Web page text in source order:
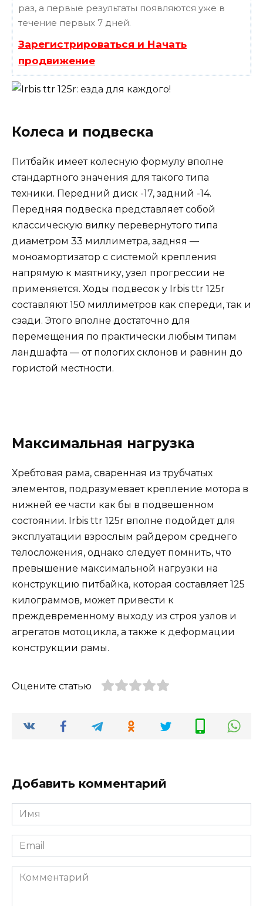
раз, а первые результаты появляются уже в
течение первых 7 дней.
Зарегистрироваться и Начать
продвижение
Колеса и подвеска
Питбайк имеет колесную формулу вполне
стандартного значения для такого типа
техники. Передний диск -17, задний -14.
Передняя подвеска представляет собой
классическую вилку перевернутого типа
диаметром 33 миллиметра, задняя —
моноамортизатор с системой крепления
напрямую к маятнику, узел прогрессии не
применяется. Ходы подвесок у Irbis ttr 125r
составляют 150 миллиметров как спереди, так и
сзади. Этого вполне достаточно для
перемещения по практически любым типам
ландшафта — от пологих склонов и равнин до
гористой местности.
Максимальная нагрузка
Хребтовая рама, сваренная из трубчатых
элементов, подразумевает крепление мотора в
нижней ее части как бы в подвешенном
состоянии. Irbis ttr 125r вполне подойдет для
эксплуатации взрослым райдером среднего
телосложения, однако следует помнить, что
превышение максимальной нагрузки на
конструкцию питбайка, которая составляет 125
килограммов, может привести к
преждевременному выходу из строя узлов и
агрегатов мотоцикла, а также к деформации
конструкции рамы.
Оцените статью
Добавить комментарий
Имя
*
Email
*
Комментарий